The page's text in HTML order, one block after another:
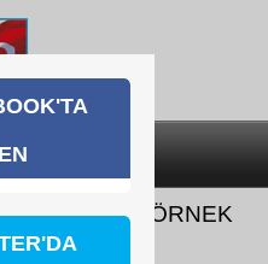
ÖRNEK